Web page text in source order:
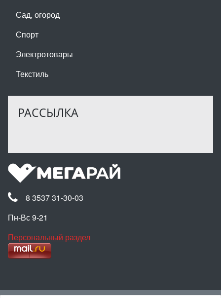
Сад, огород
Спорт
Электротовары
Текстиль
РАССЫЛКА
8 3537 31-30-03
Пн-Вс 9-21
Персональный раздел